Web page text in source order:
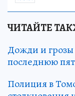
ЧИТАЙТЕ
Дожди и грозы
последнюю
Полиция в